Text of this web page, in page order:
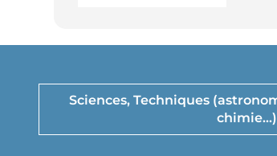
Sciences, Techniques
chimie...)